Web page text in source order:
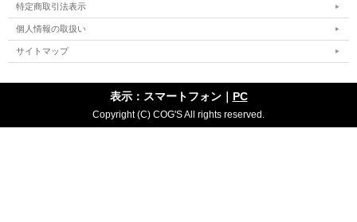
特定商取引法表示
個人情報の取扱い
サイトマップ
表示：スマートフォン｜ PC
Copyright (C) COG'S All rights reserved.